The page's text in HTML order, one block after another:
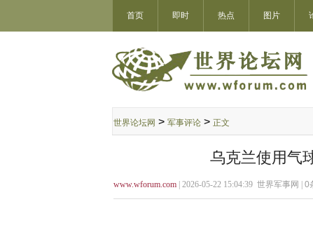
首页 即时 热点 图片
世界论坛网 > 军事评论 > 正文
乌克兰使用气
www.wforum.com | 2026-05-22 15:04:39 世界军事网 | 0